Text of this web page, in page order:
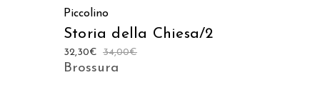
Piccolino
Storia della Chiesa/2
34,00€
32,30€
Brossura